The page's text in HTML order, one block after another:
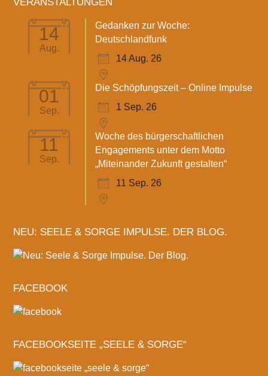
14
Aug.
Gedanken zur Woche:
Deutschlandfunk
14 Aug. 26
01
Sep.
Die Schöpfungszeit – Online Impulse
1 Sep. 26
11
Sep.
Woche des bürgerschaftlichen
Engagements unter dem Motto
„Miteinander Zukunft gestalten“
11 Sep. 26
NEU: SEELE & SORGE IMPULSE. DER BLOG.
FACEBOOK
FACEBOOKSEITE „SEELE & SORGE“